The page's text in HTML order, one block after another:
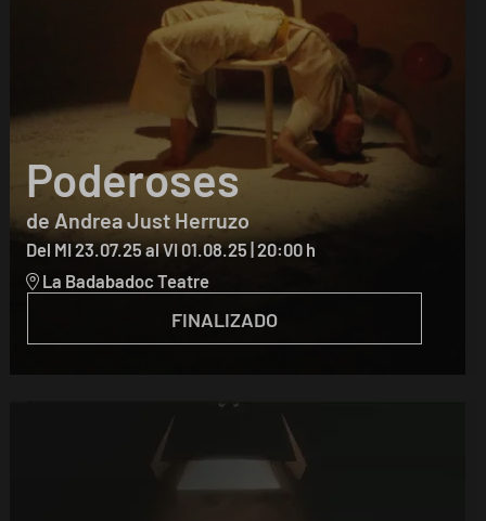
FINALIZADO
Poderoses
de Andrea Just Herruzo
Del MI 23.07.25al VI 01.08.25|20:00 h
La Badabadoc Teatre